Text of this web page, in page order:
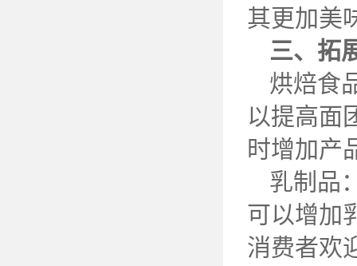
其更加美
三、拓
烘焙食
以提高面
时增加产
乳制品
可以增加
消费者欢